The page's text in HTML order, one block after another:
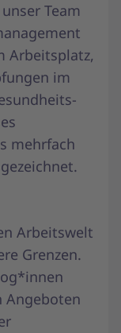
Team
Arbeitsplatz,
im
mehrfach
Arbeitswelt
Grenzen.
Angeboten